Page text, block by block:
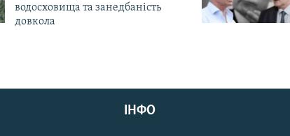
водосховища та занедбаність
довкола
ІНФО